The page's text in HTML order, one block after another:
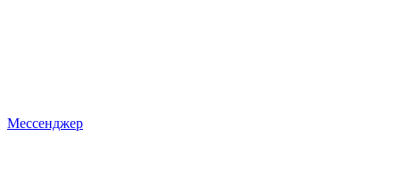
Мессенджер